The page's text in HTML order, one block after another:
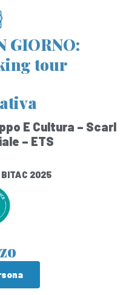
GIORNO:
tour
E Cultura – Scarl
– ETS
2025